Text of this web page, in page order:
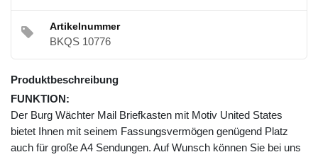
Artikelnummer
BKQS 10776
Produktbeschreibung
FUNKTION:
Der Burg Wächter Mail Briefkasten mit Motiv United States
bietet Ihnen mit seinem Fassungsvermögen genügend Platz
auch für große A4 Sendungen. Auf Wunsch können Sie bei uns